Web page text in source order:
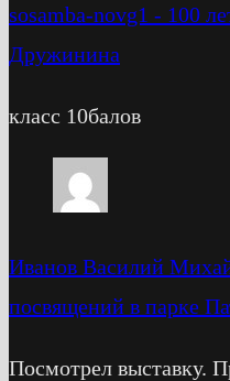
sosamba-novg1 - 100
Дружинина
класс 10балов
Иванов Василий
посвящений в парке
Посмотрел выставку.